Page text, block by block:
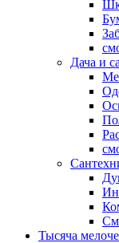
Дача и
Тысяча